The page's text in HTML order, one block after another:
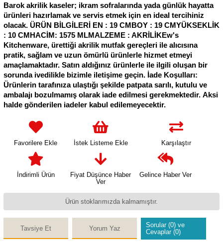
Barok akrilik kaseler; ikram sofralarında yada günlük hayatta
ürünleri hazırlamak ve servis etmek için en ideal tercihiniz
olacak. ÜRÜN BİLGİLERİ EN : 19 CMBOY : 19 CMYÜKSEKLİK
: 10 CMHACİM: 1575 MLMALZEME : AKRİLİKEw's
Kitchenware, ürettiği akrilik mutfak gereçleri ile alıcısına
pratik, sağlam ve uzun ömürlü ürünlerle hizmet etmeyi
amaçlamaktadır. Satın aldığınız ürünlerle ile ilgili oluşan bir
sorunda ivedilikle bizimle iletişime geçin. İade Koşulları:
Ürünlerin tarafınıza ulaştığı şekilde patpata sarılı, kutulu ve
ambalajı bozulmamış olarak iade edilmesi gerekmektedir. Aksi
halde gönderilen iadeler kabul edilemeyecektir.
Favorilere Ekle İstek Listeme Ekle Karşılaştır
İndirimli Ürün
Fiyat Düşünce Haber
Ver
Gelince Haber Ver
Ürün stoklarımızda kalmamıştır.
Tavsiye Et Yorum Yaz
Sorular (0) ve
Cevaplar (0)